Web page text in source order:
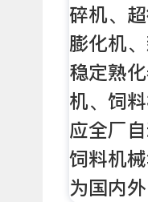
碎机、
膨化机
稳定熟
机、饲
应全厂
饲料机
为国内外